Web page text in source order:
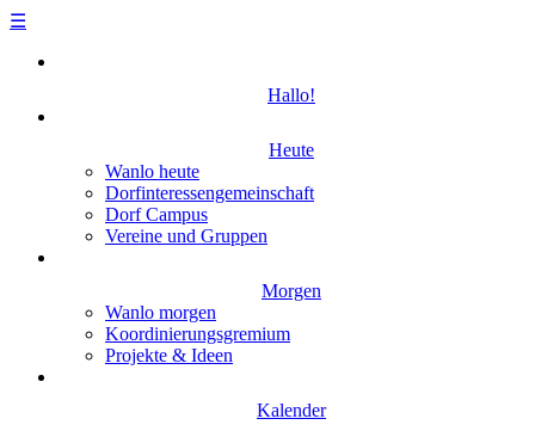
☰
Skip
Hallo!
Heute
Wanlo heute
Dorfinteressengemeinschaft
Dorf Campus
Vereine und Gruppen
Morgen
Wanlo morgen
Koordinierungsgremium
Projekte & Ideen
Kalender